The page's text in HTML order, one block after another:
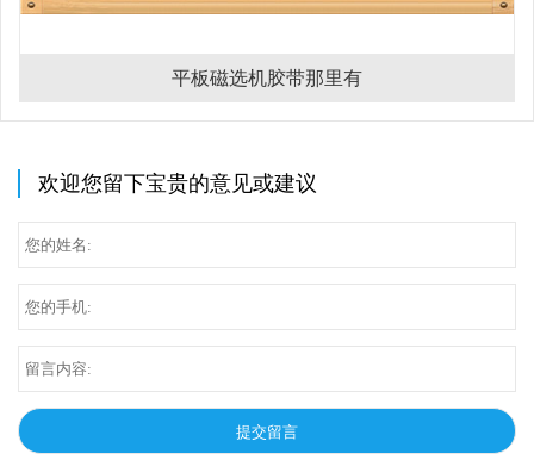
平板磁选机胶带那里有
欢迎您留下宝贵的意见或建议